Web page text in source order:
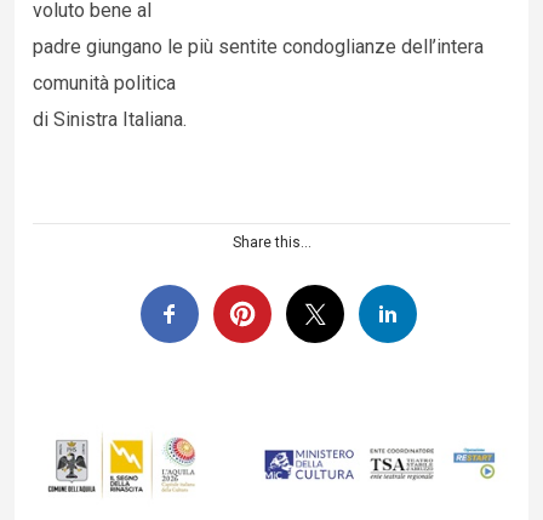
voluto bene al
padre giungano le più sentite condoglianze dell’intera
comunità politica
di Sinistra Italiana.
Share this...